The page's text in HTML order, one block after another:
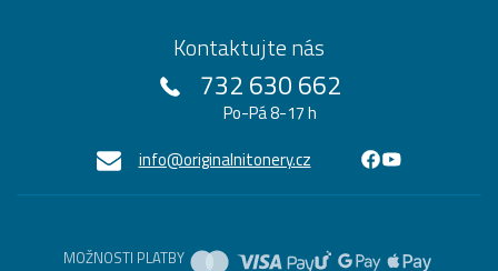
Kontaktujte nás
732 630 662
Po-Pá 8-17 h
info@originalnitonery.cz
MOŽNOSTI PLATBY